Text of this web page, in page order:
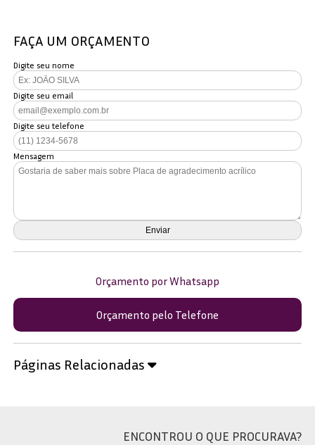
FAÇA UM ORÇAMENTO
Digite seu nome
Digite seu email
Digite seu telefone
Mensagem
Orçamento por Whatsapp
Orçamento pelo Telefone
Páginas Relacionadas
ENCONTROU O QUE PROCURAVA?